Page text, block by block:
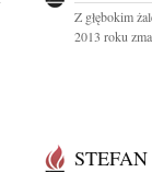
Z głębokim
2013 roku